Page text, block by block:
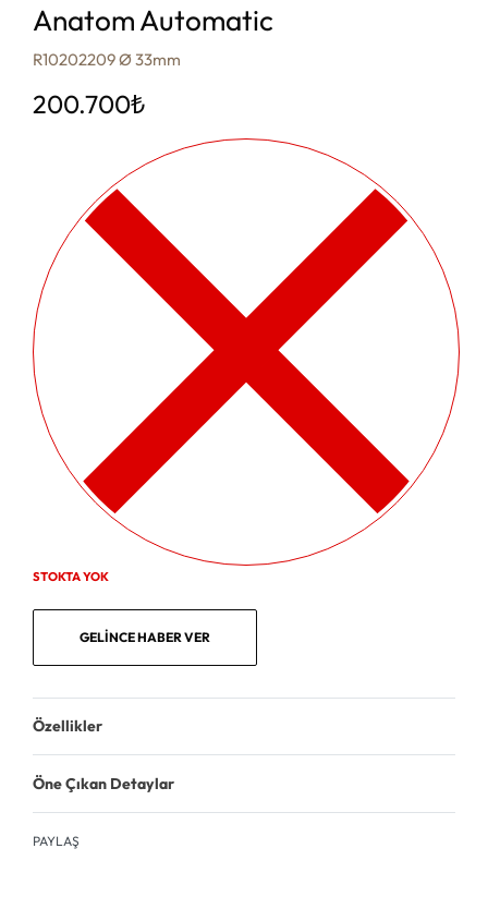
Anatom Automatic
R10202209 Ø 33mm
200.700₺
STOKTA YOK
GELINCE HABER VER
Özellikler
Öne Çıkan Detaylar
PAYLAŞ